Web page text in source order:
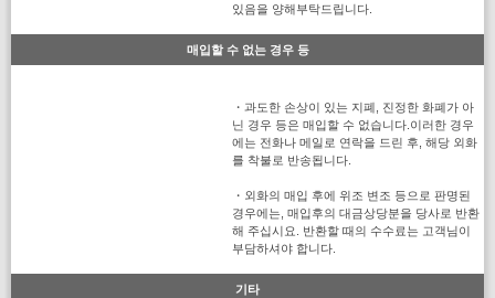
있음을 양해부탁드립니다.
매입할 수 없는 경우 등
・과도한 손상이 있는 지폐, 진정한 화폐가 아
닌 경우 등은 매입할 수 없습니다.이러한 경우
에는 전화나 메일로 연락을 드린 후, 해당 외화
를 착불로 반송됩니다.
・외화의 매입 후에 위조 변조 등으로 판명된
경우에는, 매입후의 대금상당분을 당사로 반환
해 주십시요. 반환할 때의 수수료는 고객님이
부담하셔야 합니다.
기타